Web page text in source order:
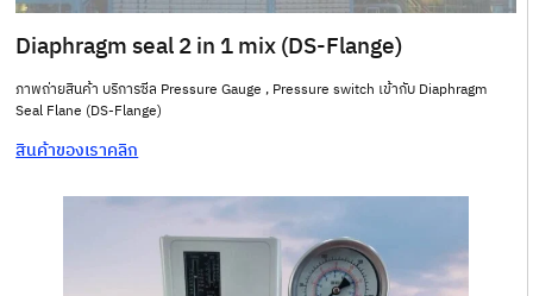
Diaphragm seal 2 in 1 mix (DS-Flange)
ภาพถ่ายสินค้า บริการซีล Pressure Gauge , Pressure switch เข้ากับ Diaphragm
Seal Flane (DS-Flange)
สินค้าของเราคลิก